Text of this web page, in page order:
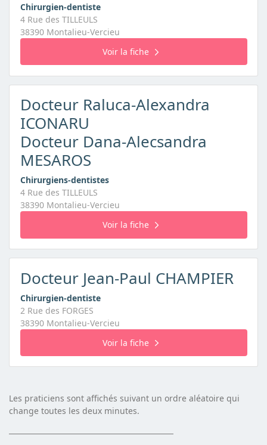
Chirurgien-dentiste
4 Rue des TILLEULS
38390 Montalieu-Vercieu
Voir la fiche
Docteur Raluca-Alexandra
ICONARU
Docteur Dana-Alecsandra
MESAROS
Chirurgiens-dentistes
4 Rue des TILLEULS
38390 Montalieu-Vercieu
Voir la fiche
Docteur Jean-Paul CHAMPIER
Chirurgien-dentiste
2 Rue des FORGES
38390 Montalieu-Vercieu
Voir la fiche
Les praticiens sont affichés suivant un ordre aléatoire qui
change toutes les deux minutes.